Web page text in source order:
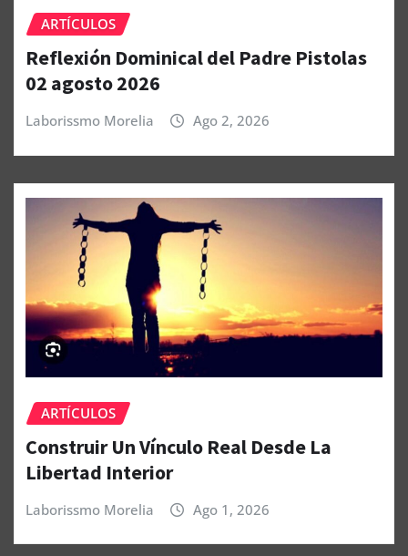
ARTÍCULOS
Reflexión Dominical del Padre Pistolas
02 agosto 2026
Laborissmo Morelia Ago 2, 2026
ARTÍCULOS
Construir Un Vínculo Real Desde La
Libertad Interior
Laborissmo Morelia Ago 1, 2026